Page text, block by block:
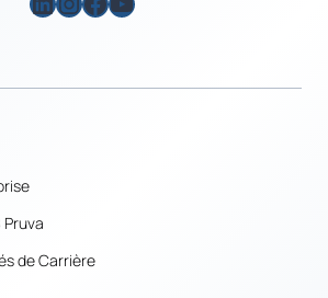
Pruva
de Carrière